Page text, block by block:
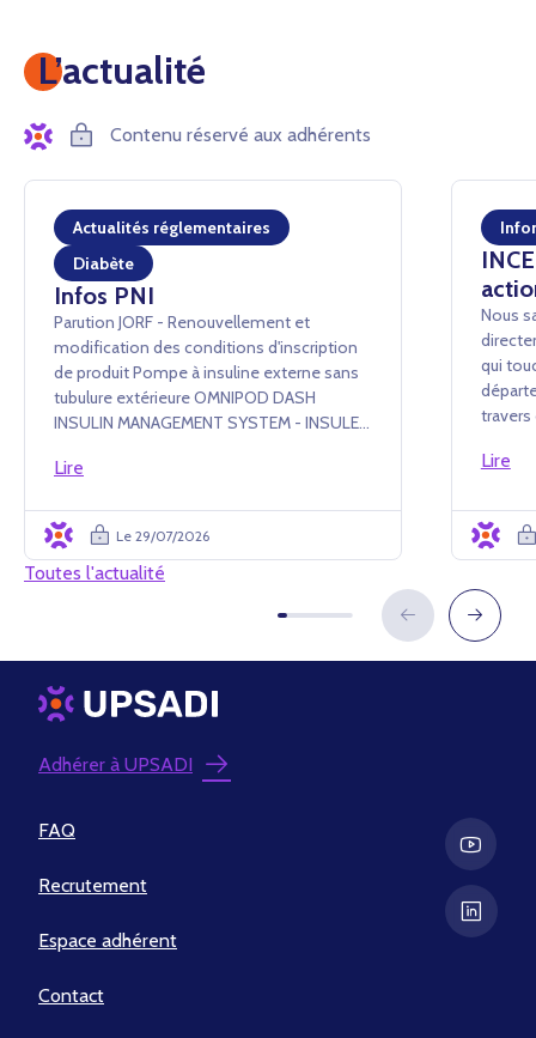
L’actualité
Contenu réservé aux adhérents
Actualités réglementaires
Diabète
Infos PNI
Parution JORF - Renouvellement et
modification des conditions d'inscription
de produit Pompe à insuline externe sans
tubulure extérieure OMNIPOD DASH
INSULIN MANAGEMENT SYSTEM - INSULET
renouvellement d'inscription et
Lire
Le 29/07/2026
Nous
qui
Lire
Toutes l'actualité
Adhérer à UPSADI
FAQ
Recrutement
Espace adhérent
Contact